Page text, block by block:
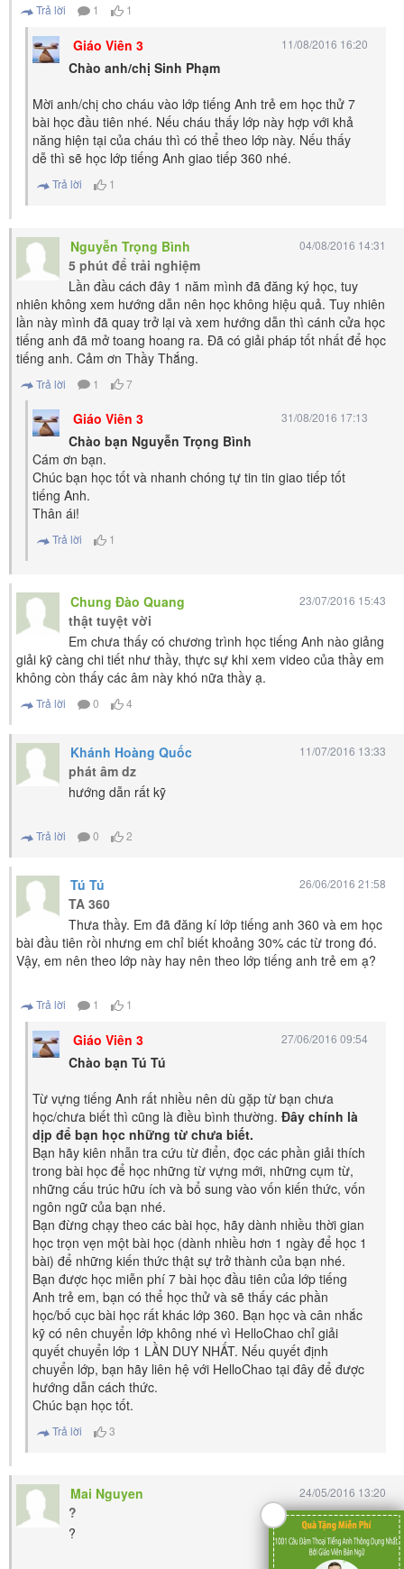
Trả lời 1 1
Giáo Viên 3 11/08/2016 16:20
Chào anh/chị Sinh Phạm
Mời anh/chị cho cháu vào lớp tiếng Anh trẻ em học thử 7
bài học đầu tiên nhé. Nếu cháu thấy lớp này hợp với khả
năng hiện tại của cháu thì có thể theo lớp này. Nếu thấy
dễ thì sẽ học lớp tiếng Anh giao tiếp 360 nhé.
Trả lời 1
Nguyễn Trọng Bình 04/08/2016 14:31
5 phút để trải nghiệm
Lần đầu cách đây 1 năm mình đã đăng ký học, tuy
nhiên không xem hướng dẫn nên học không hiệu quả. Tuy nhiên
lần này mình đã quay trở lại và xem hướng dẫn thì cánh cửa học
tiếng anh đã mở toang hoang ra. Đã có giải pháp tốt nhất để học
tiếng anh. Cảm ơn Thầy Thắng.
Trả lời 1 7
Giáo Viên 3 31/08/2016 17:13
Chào bạn Nguyễn Trọng Bình
Cám ơn bạn.
Chúc bạn học tốt và nhanh chóng tự tin tin giao tiếp tốt
tiếng Anh.
Thân ái!
Trả lời 1
Chung Đào Quang 23/07/2016 15:43
thật tuyệt vời
Em chưa thấy có chương trình học tiếng Anh nào giảng
giải kỹ càng chi tiết như thầy, thực sự khi xem video của thầy em
không còn thấy các âm này khó nữa thầy ạ.
Trả lời 0 4
Khánh Hoàng Quốc 11/07/2016 13:33
phát âm dz
hướng dẫn rất kỹ
Trả lời 0 2
Tú Tú 26/06/2016 21:58
TA 360
Thưa thầy. Em đã đăng kí lớp tiếng anh 360 và em học
bài đầu tiên rồi nhưng em chỉ biết khoảng 30% các từ trong đó.
Vậy, em nên theo lớp này hay nên theo lớp tiếng anh trẻ em ạ?
Trả lời 1 1
Giáo Viên 3 27/06/2016 09:54
Chào bạn Tú Tú
Từ vựng tiếng Anh rất nhiều nên dù gặp từ bạn chưa
học/chưa biết thì cũng là điều bình thường. Đây chính là
dịp để bạn học những từ chưa biết.
Bạn hãy kiên nhẫn tra cứu từ điển, đọc các phần giải thích
trong bài học để học những từ vựng mới, những cụm từ,
những cấu trúc hữu ích và bổ sung vào vốn kiến thức, vốn
ngôn ngữ của bạn nhé.
Bạn đừng chạy theo các bài học, hãy dành nhiều thời gian
học trọn vẹn một bài học (dành nhiều hơn 1 ngày để học 1
bài) để những kiến thức thật sự trở thành của bạn nhé.
Bạn được học miễn phí 7 bài học đầu tiên của lớp tiếng
Anh trẻ em, bạn có thể học thử và sẽ thấy các phần
học/bố cục bài học rất khác lớp 360. Bạn học và cân nhắc
kỹ có nên chuyển lớp không nhé vì HelloChao chỉ giải
quyết chuyển lớp 1 LẦN DUY NHẤT. Nếu quyết định
chuyển lớp, bạn hãy liên hệ với HelloChao tại đây để được
hướng dẫn cách thức.
Chúc bạn học tốt.
Trả lời 3
Mai Nguyen 24/05/2016 13:20
?
?